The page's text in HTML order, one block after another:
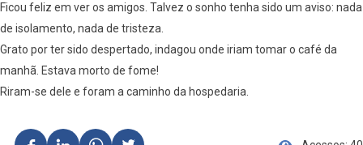
Ficou feliz em ver os amigos. Talvez o sonho tenha sido um aviso: nada
de isolamento, nada de tristeza.
Grato por ter sido despertado, indagou onde iriam tomar o café da
manhã. Estava morto de fome!
Riram-se dele e foram a caminho da hospedaria.